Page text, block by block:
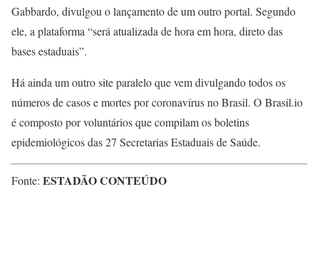
Gabbardo, divulgou o lançamento de um outro portal. Segundo
ele, a plataforma “será atualizada de hora em hora, direto das
bases estaduais”.
Há ainda um outro site paralelo que vem divulgando todos os
números de casos e mortes por coronavírus no Brasil. O Brasil.io
é composto por voluntários que compilam os boletins
epidemiológicos das 27 Secretarias Estaduais de Saúde.
Fonte: ESTADÃO CONTEÚDO